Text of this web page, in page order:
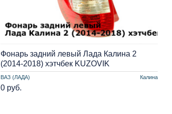
ВАЗ (ЛАДА) Калина
Фонарь задний левый Лада Калина 2
(2014-2018) хэтчбек KUZOVIK
0 руб.